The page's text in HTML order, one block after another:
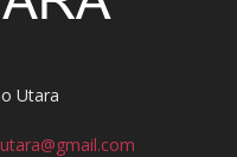
Utara